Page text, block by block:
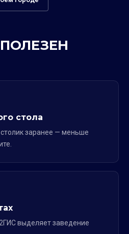
стола
столик заранее — меньше
выделяет заведение